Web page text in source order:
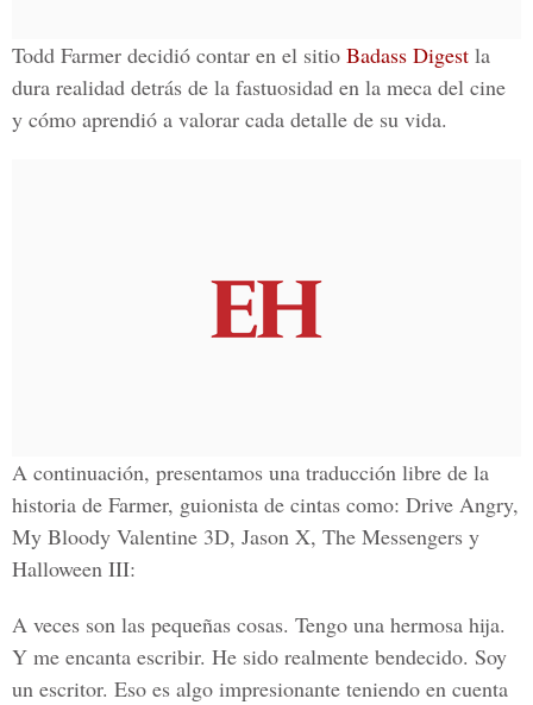
Todd Farmer decidió contar en el sitio Badass Digest la
dura realidad detrás de la fastuosidad en la meca del cine
y cómo aprendió a valorar cada detalle de su vida.
A continuación, presentamos una traducción libre de la
historia de Farmer, guionista de cintas como: Drive Angry,
My Bloody Valentine 3D, Jason X, The Messengers y
Halloween III:
A veces son las pequeñas cosas. Tengo una hermosa hija.
Y me encanta escribir. He sido realmente bendecido. Soy
un escritor. Eso es algo impresionante teniendo en cuenta